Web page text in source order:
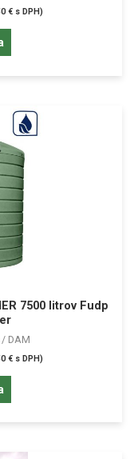
€ s DPH)
7500 litrov Fudp
DAM
€ s DPH)